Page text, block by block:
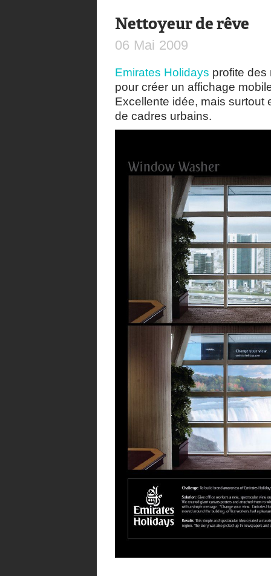
Nettoyeur de rêve
06 Mai 2009
Emirates Holidays profite des
pour créer un affichage
Excellente idée, mais surtout
de cadres urbains.